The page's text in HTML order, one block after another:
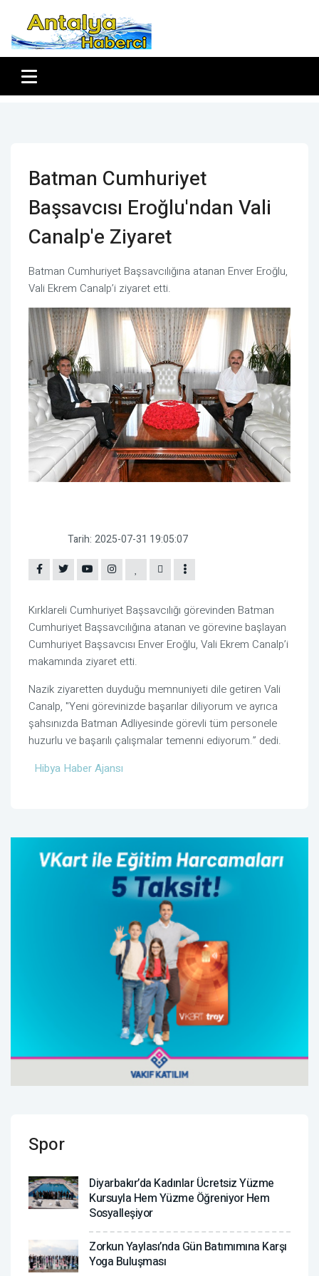
Batman Cumhuriyet
Başsavcısı Eroğlu'ndan Vali
Canalp'e Ziyaret
Batman Cumhuriyet Başsavcılığına atanan Enver Eroğlu,
Vali Ekrem Canalp’i ziyaret etti.
Tarih: 2025-07-31 19:05:07
Kırklareli Cumhuriyet Başsavcılığı görevinden Batman
Cumhuriyet Başsavcılığına atanan ve görevine başlayan
Cumhuriyet Başsavcısı Enver Eroğlu, Vali Ekrem Canalp’i
makamında ziyaret etti.
Nazik ziyaretten duyduğu memnuniyeti dile getiren Vali
Canalp, "Yeni görevinizde başarılar diliyorum ve ayrıca
şahsınızda Batman Adliyesinde görevli tüm personele
huzurlu ve başarılı çalışmalar temenni ediyorum.” dedi.
Hibya Haber Ajansı
Spor
Diyarbakır’da Kadınlar Ücretsiz Yüzme
Kursuyla Hem Yüzme Öğreniyor Hem
Sosyalleşiyor
Zorkun Yaylası’nda Gün Batımımına Karşı
Yoga Buluşması